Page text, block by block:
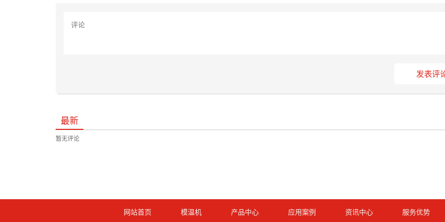
发表评
最新
暂无评论
网站首页 模温机 产品中心 应用案例 资讯中心 服务优势